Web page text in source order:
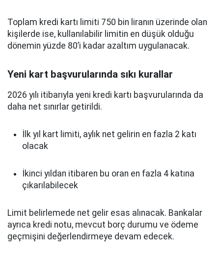
Toplam kredi kartı limiti 750 bin liranın üzerinde olan
kişilerde ise, kullanılabilir limitin en düşük olduğu
dönemin yüzde 80’i kadar azaltım uygulanacak.
Yeni kart başvurularında sıkı kurallar
2026 yılı itibarıyla yeni kredi kartı başvurularında da
daha net sınırlar getirildi.
İlk yıl kart limiti, aylık net gelirin en fazla 2 katı
olacak
İkinci yıldan itibaren bu oran en fazla 4 katına
çıkarılabilecek
Limit belirlemede net gelir esas alınacak. Bankalar
ayrıca kredi notu, mevcut borç durumu ve ödeme
geçmişini değerlendirmeye devam edecek.